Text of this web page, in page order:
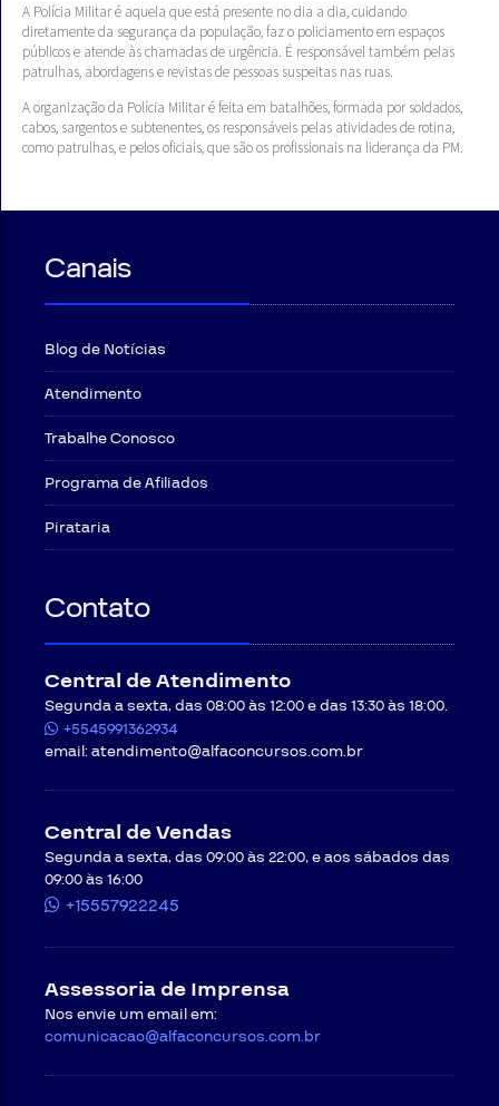
A Polícia Militar é aquela que está presente no dia a dia, cuidando
diretamente da segurança da população, faz o policiamento em espaços
públicos e atende às chamadas de urgência. É responsável também pelas
patrulhas, abordagens e revistas de pessoas suspeitas nas ruas.
A organização da Polícia Militar é feita em batalhões, formada por soldados,
cabos, sargentos e subtenentes, os responsáveis pelas atividades de rotina,
como patrulhas, e pelos oficiais, que são os profissionais na liderança da PM.
Canais
Blog de Notícias
Atendimento
Trabalhe Conosco
Programa de Afiliados
Pirataria
Contato
Central de Atendimento
Segunda a sexta, das 08:00 às 12:00 e das 13:30 às 18:00.
+5545991362934
email:atendimento@alfaconcursos.com.br
Central de Vendas
Segunda a sexta, das 09:00 às 22:00, e aos sábados das
09:00 às 16:00
+15557922245
Assessoria de Imprensa
Nos envie um email em:
comunicacao@alfaconcursos.com.br